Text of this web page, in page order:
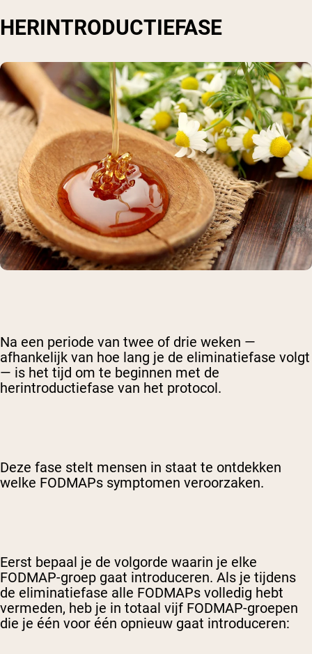
HERINTRODUCTIEFASE
Na een periode van twee of drie weken —
afhankelijk van hoe lang je de eliminatiefase volgt
— is het tijd om te beginnen met de
herintroductiefase van het protocol.
Deze fase stelt mensen in staat te ontdekken
welke FODMAPs symptomen veroorzaken.
Eerst bepaal je de volgorde waarin je elke
FODMAP-groep gaat introduceren. Als je tijdens
de eliminatiefase alle FODMAPs volledig hebt
vermeden, heb je in totaal vijf FODMAP-groepen
die je één voor één opnieuw gaat introduceren: